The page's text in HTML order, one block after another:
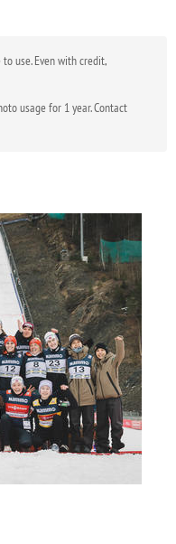
use. Even with credit,
usage for 1 year. Contact